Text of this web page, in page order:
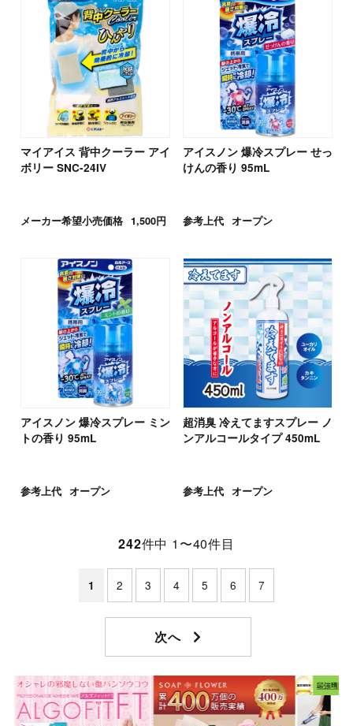
マイアイス 背中クーラー アイ
ボリー SNC-24IV
メーカー希望小売価格 1,500円
アイスノン 爆冷スプレー せっ
けんの香り 95mL
参考上代 オープン
アイスノン 爆冷スプレー ミン
トの香り 95mL
参考上代 オープン
超消臭 冷えてますスプレー ノ
ンアルコールタイプ 450mL
参考上代 オープン
242件中 1〜40件目
1 2 3 4 5 6 7